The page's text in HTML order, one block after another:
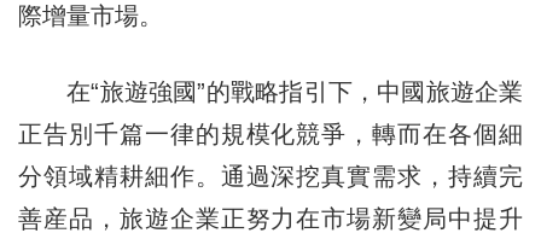
際增量市場。
在“旅遊強國”的戰略指引下，中國旅遊企業
正告別千篇一律的規模化競爭，轉而在各個細
分領域精耕細作。通過深挖真實需求，持續完
善産品，旅遊企業正努力在市場新變局中提升